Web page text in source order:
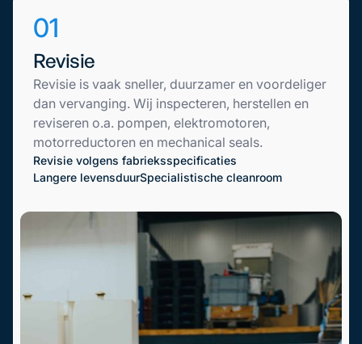
01
Revisie
Revisie is vaak sneller, duurzamer en voordeliger
dan vervanging. Wij inspecteren, herstellen en
reviseren o.a. pompen, elektromotoren,
motorreductoren en mechanical seals.
Revisie volgens fabrieksspecificaties
Langere levensduurSpecialistische cleanroom